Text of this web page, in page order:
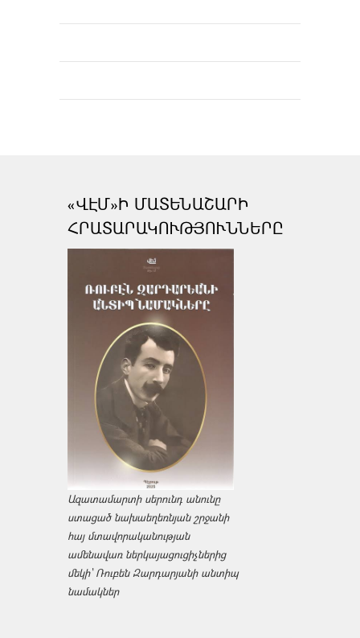
«ՎԷՄ»Ի ՄԱՏԵՆԱՇԱՐԻ
ՀՐԱՏԱՐԱԿՈՒԹՅՈՒՆՆԵՐԸ
Ազատամարտի սերունդ անունը
ստացած նախաեղեռնյան շրջանի
հայ մտավորականության
ամենավառ ներկայացուցիչներից
մեկի՝ Ռուբեն Զարդարյանի անտիպ
նամակներ